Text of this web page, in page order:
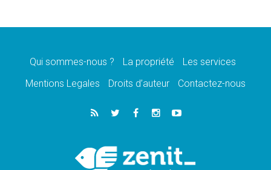
07.08.2026
07.08.2026
lancement des «dix jours de prière pour la
06.08.2026
Préparatifs des JMJ 2027 à Séoul: «c'est
Chrétiens et confucéens: respect et sagesse
pour relever les «défis urgents»
Qui sommes-nous ? La propriété
Les services
Mentions Legales
Droits d’auteur Contactez-nous